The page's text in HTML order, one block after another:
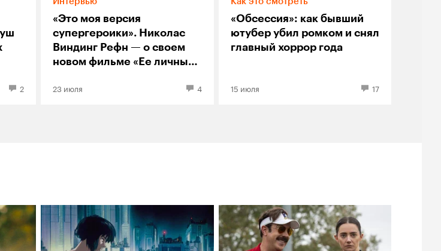
2
«Это моя версия
супергероики». Николас
Виндинг Рефн — о своем
новом фильме «Ее личный
23 июля 4
«Обсессия»: как бывший
ютубер убил ромком и снял
главный хоррор года
15 июля 17